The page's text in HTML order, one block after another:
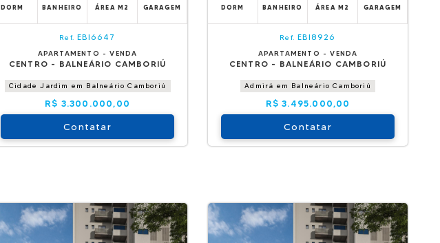
DORM BANHEIRO ÁREA M2 GARAGEM
Ref. EBI6647
APARTAMENTO - VENDA
CENTRO - BALNEÁRIO CAMBORIÚ
Cidade Jardim em Balneário Camboriú
R$ 3.300.000,00
Contatar
DORM BANHEIRO ÁREA M2 GARAGEM
Ref. EBI8926
APARTAMENTO - VENDA
CENTRO - BALNEÁRIO CAMBORIÚ
Admirá em Balneário Camboriú
R$ 3.495.000,00
Contatar